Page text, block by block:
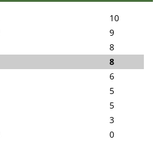
10
9
8
8
6
5
5
3
0